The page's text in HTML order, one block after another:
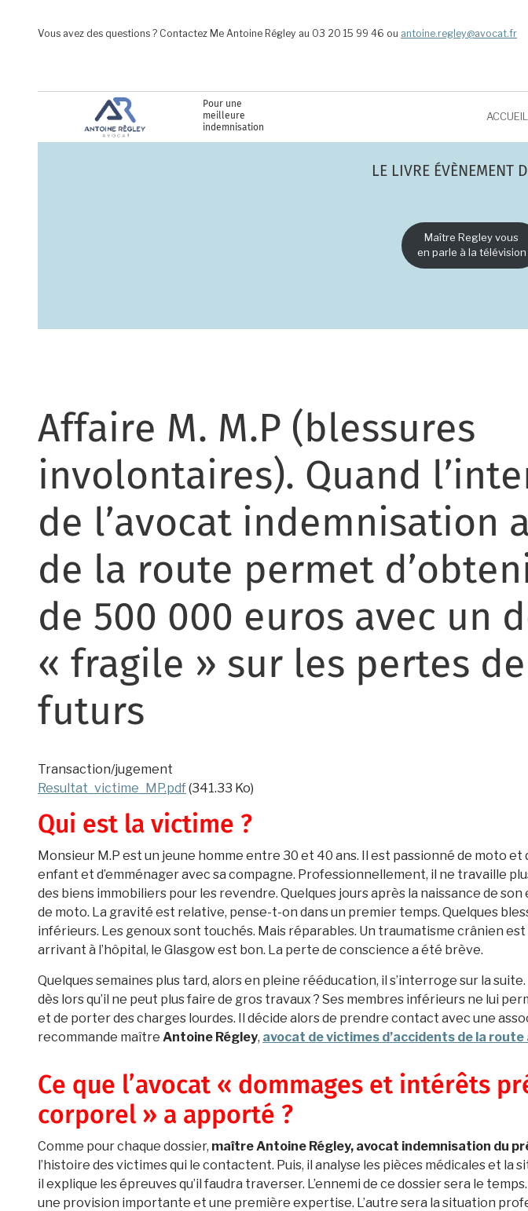
Vous avez des questions ? Contactez Me Antoine Régley au 03 20 15 99 46 ou antoine.regley@avocat.fr
Pour une
meilleure
indemnisation
ACCUEIL
LE LIVRE ÉVÈNEMENT
Maître Regley vous
en parle à la télévision
Affaire M. M.P (blessures
involontaires). Quand
de l’avocat indemnisation
de la route permet
de 500 000 euros avec un
« fragile » sur les pertes
futurs
Transaction/jugement
Resultat_victime_MP.pdf(341.33 Ko)
Qui est la victime ?
Monsieur M.P est un jeune homme entre 30 et 40 ans. Il est passionné de moto et
enfant et d’emménager avec sa compagne. Professionnellement, il ne travaille
des biens immobiliers pour les revendre. Quelques jours après la naissance de
de moto. La gravité est relative, pense-t-on dans un premier temps. Quelques
inférieurs. Les genoux sont touchés. Mais réparables. Un traumatisme crânien
arrivant à l’hôpital, le Glasgow est bon. La perte de conscience a été brève.
Quelques semaines plus tard, alors en pleine rééducation, il s’interroge sur la
dès lors qu’il ne peut plus faire de gros travaux ? Ses membres inférieurs ne lui
et de porter des charges lourdes. Il décide alors de prendre contact avec une
recommande maître Antoine Régley, avocat de victimes d’accidents de la route
Ce que l’avocat « dommages et intérêts
corporel » a apporté ?
Comme pour chaque dossier, maître Antoine Régley, avocat indemnisation du
l’histoire des victimes qui le contactent. Puis, il analyse les pièces médicales et la
il explique les épreuves qu’il faudra traverser. L’ennemi de ce dossier sera le
une provision importante et une première expertise. L’autre sera la situation